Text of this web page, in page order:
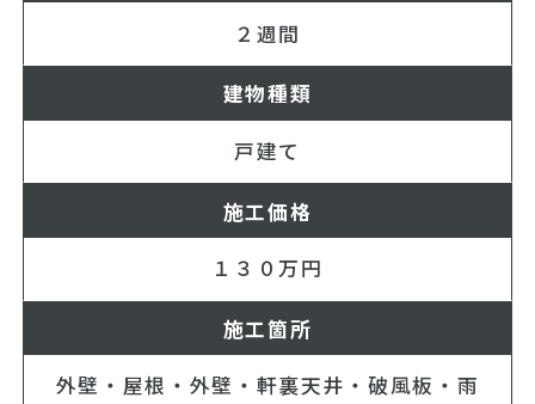
２週間
建物種類
戸建て
施工価格
１３０万円
施工箇所
外壁・屋根・外壁・軒裏天井・破風板・雨